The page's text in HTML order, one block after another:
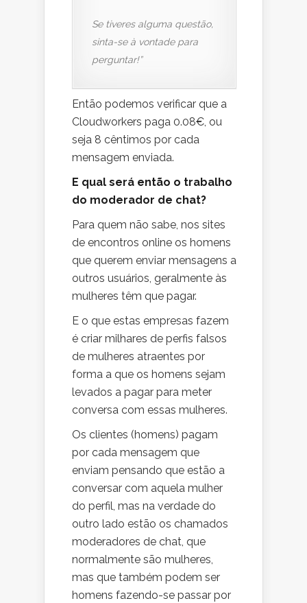
Se tiveres alguma questão,
sinta-se à vontade para
perguntar!”
Então podemos verificar que a
Cloudworkers paga 0.08€, ou
seja 8 cêntimos por cada
mensagem enviada.
E qual será então o trabalho
do moderador de chat?
Para quem não sabe, nos sites
de encontros online os homens
que querem enviar mensagens a
outros usuários, geralmente às
mulheres têm que pagar.
E o que estas empresas fazem
é criar milhares de perfis falsos
de mulheres atraentes por
forma a que os homens sejam
levados a pagar para meter
conversa com essas mulheres.
Os clientes (homens) pagam
por cada mensagem que
enviam pensando que estão a
conversar com aquela mulher
do perfil, mas na verdade do
outro lado estão os chamados
moderadores de chat, que
normalmente são mulheres,
mas que também podem ser
homens fazendo-se passar por